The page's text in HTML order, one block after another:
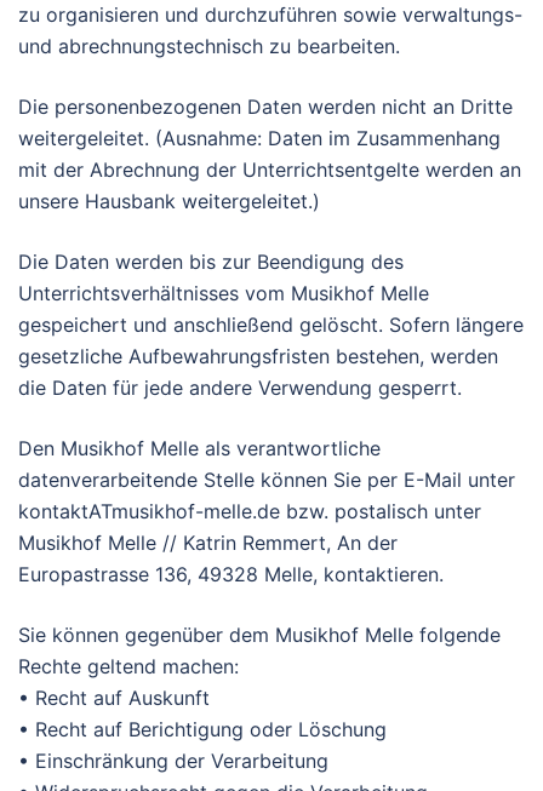
zu organisieren und durchzuführen sowie verwaltungs-
und abrechnungstechnisch zu bearbeiten.
Die personenbezogenen Daten werden nicht an Dritte
weitergeleitet. (Ausnahme: Daten im Zusammenhang
mit der Abrechnung der Unterrichtsentgelte werden an
unsere Hausbank weitergeleitet.)
Die Daten werden bis zur Beendigung des
Unterrichtsverhältnisses vom Musikhof Melle
gespeichert und anschließend gelöscht. Sofern längere
gesetzliche Aufbewahrungsfristen bestehen, werden
die Daten für jede andere Verwendung gesperrt.
Den Musikhof Melle als verantwortliche
datenverarbeitende Stelle können Sie per E-Mail unter
kontaktATmusikhof-melle.de bzw. postalisch unter
Musikhof Melle // Katrin Remmert, An der
Europastrasse 136, 49328 Melle, kontaktieren.
Sie können gegenüber dem Musikhof Melle folgende
Rechte geltend machen:
• Recht auf Auskunft
• Recht auf Berichtigung oder Löschung
• Einschränkung der Verarbeitung